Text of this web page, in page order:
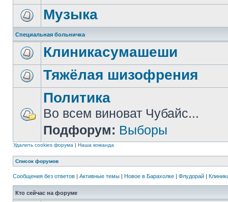
Музыка
Специальная больничка
Клиникасумашеши
Тяжёлая шизофрения
Политика
Во всем виноват Чубайс...
Подфорум: Выборы
Удалить cookies форума | Наша команда
Список форумов
Сообщения без ответов | Активные темы | Новое в Барахолке | Флудорай |
Кто сейчас на форуме